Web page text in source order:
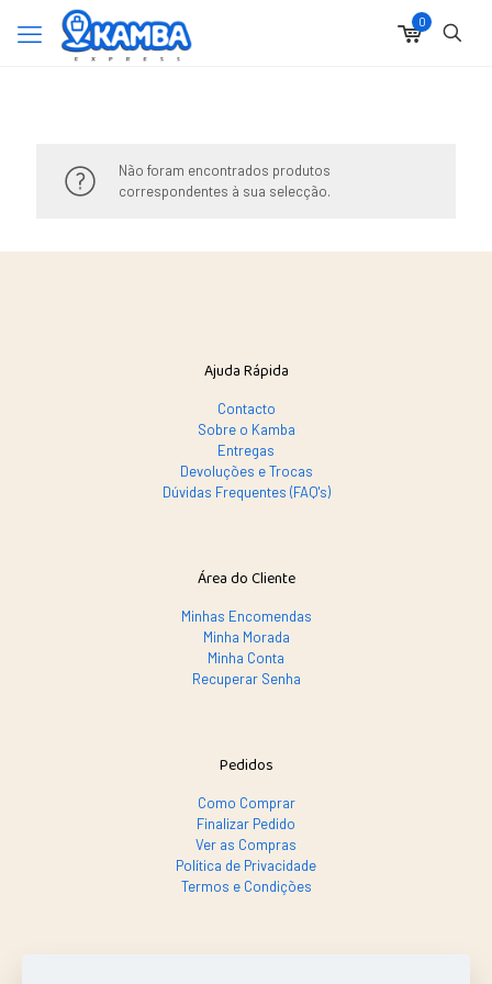
0
Não foram encontrados produtos
correspondentes à sua selecção.
Ajuda Rápida
Contacto
Sobre o Kamba
Entregas
Devoluções e Trocas
Dúvidas Frequentes (FAQ's)
Área do Cliente
Minhas Encomendas
Minha Morada
Minha Conta
Recuperar Senha
Pedidos
Como Comprar
Finalizar Pedido
Ver as Compras
Política de Privacidade
Termos e Condições